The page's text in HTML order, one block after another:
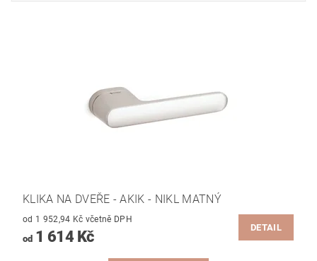
KLIKA NA DVEŘE - AKIK - NIKL MATNÝ
od 1 952,94 Kč včetně DPH
od1 614 Kč
DETAIL